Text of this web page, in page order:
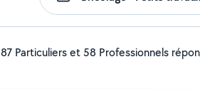
87 Particuliers et 58 Professionnels